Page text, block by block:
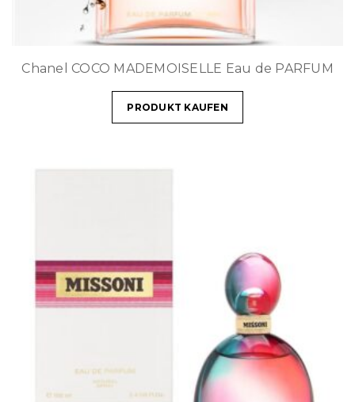
Chanel COCO MADEMOISELLE Eau de PARFUM
PRODUKT KAUFEN